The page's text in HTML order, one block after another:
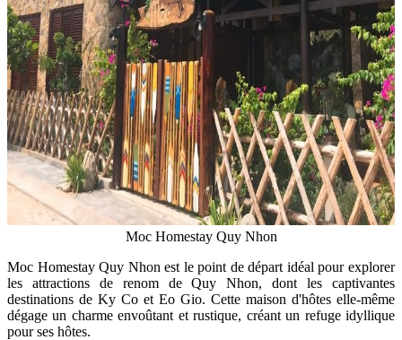
Moc Homestay Quy Nhon
Moc Homestay Quy Nhon est le point de départ idéal pour explorer
les attractions de renom de Quy Nhon, dont les captivantes
destinations de Ky Co et Eo Gio. Cette maison d'hôtes elle-même
dégage un charme envoûtant et rustique, créant un refuge idyllique
pour ses hôtes.